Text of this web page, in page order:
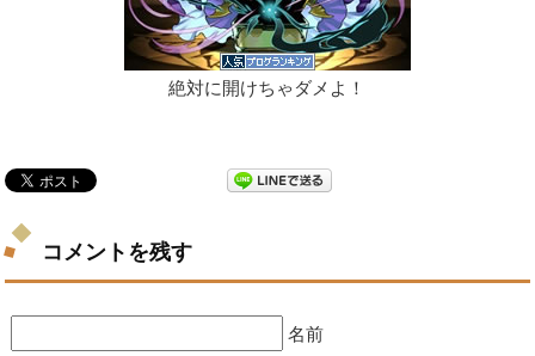
絶対に開けちゃダメよ！
コメントを残す
名前